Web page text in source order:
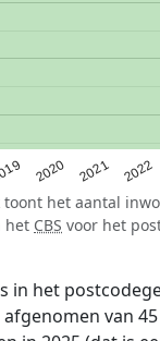
2020 2021 2022
toont het aantal
het CBS voor het
in het
van